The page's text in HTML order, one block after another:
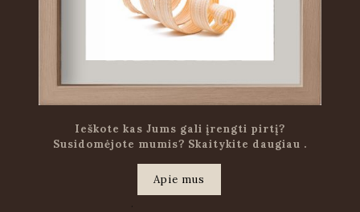
Ieškote kas Jums gali įrengti pirtį?
Susidomėjote mumis? Skaitykite daugiau .
.
Apie mus